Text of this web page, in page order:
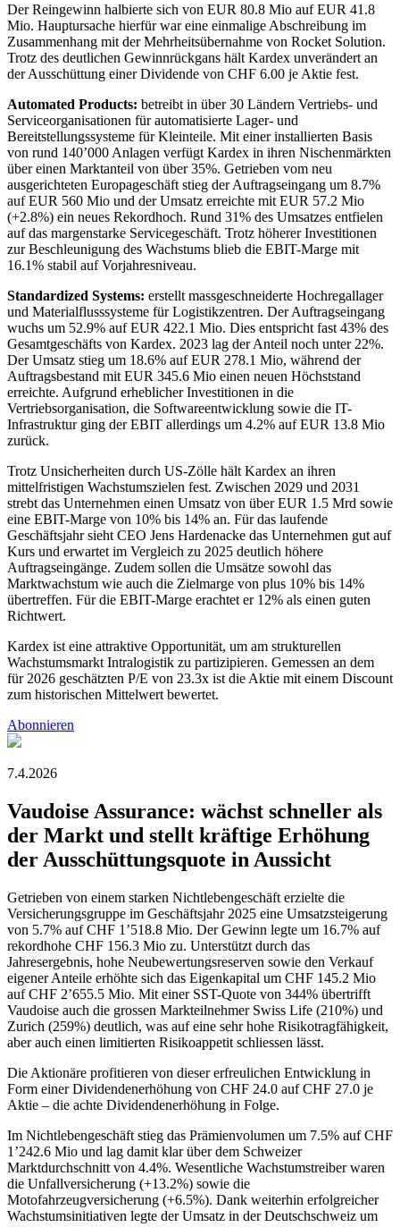
Der Reingewinn halbierte sich von EUR 80.8 Mio auf EUR 41.8
Mio. Hauptursache hierfür war eine einmalige Abschreibung im
Zusammenhang mit der Mehrheitsübernahme von Rocket Solution.
Trotz des deutlichen Gewinnrückgans hält Kardex unverändert an
der Ausschüttung einer Dividende von CHF 6.00 je Aktie fest.
Automated Products: betreibt in über 30 Ländern Vertriebs- und
Serviceorganisationen für automatisierte Lager- und
Bereitstellungssysteme für Kleinteile. Mit einer installierten Basis
von rund 140’000 Anlagen verfügt Kardex in ihren Nischenmärkten
über einen Marktanteil von über 35%. Getrieben vom neu
ausgerichteten Europageschäft stieg der Auftragseingang um 8.7%
auf EUR 560 Mio und der Umsatz erreichte mit EUR 57.2 Mio
(+2.8%) ein neues Rekordhoch. Rund 31% des Umsatzes entfielen
auf das margenstarke Servicegeschäft. Trotz höherer Investitionen
zur Beschleunigung des Wachstums blieb die EBIT-Marge mit
16.1% stabil auf Vorjahresniveau.
Standardized Systems: erstellt massgeschneiderte Hochregallager
und Materialflusssysteme für Logistikzentren. Der Auftragseingang
wuchs um 52.9% auf EUR 422.1 Mio. Dies entspricht fast 43% des
Gesamtgeschäfts von Kardex. 2023 lag der Anteil noch unter 22%.
Der Umsatz stieg um 18.6% auf EUR 278.1 Mio, während der
Auftragsbestand mit EUR 345.6 Mio einen neuen Höchststand
erreichte. Aufgrund erheblicher Investitionen in die
Vertriebsorganisation, die Softwareentwicklung sowie die IT-
Infrastruktur ging der EBIT allerdings um 4.2% auf EUR 13.8 Mio
zurück.
Trotz Unsicherheiten durch US-Zölle hält Kardex an ihren
mittelfristigen Wachstumszielen fest. Zwischen 2029 und 2031
strebt das Unternehmen einen Umsatz von über EUR 1.5 Mrd sowie
eine EBIT-Marge von 10% bis 14% an. Für das laufende
Geschäftsjahr sieht CEO Jens Hardenacke das Unternehmen gut auf
Kurs und erwartet im Vergleich zu 2025 deutlich höhere
Auftragseingänge. Zudem sollen die Umsätze sowohl das
Marktwachstum wie auch die Zielmarge von plus 10% bis 14%
übertreffen. Für die EBIT-Marge erachtet er 12% als einen guten
Richtwert.
Kardex ist eine attraktive Opportunität, um am strukturellen
Wachstumsmarkt Intralogistik zu partizipieren. Gemessen an dem
für 2026 geschätzten P/E von 23.3x ist die Aktie mit einem Discount
zum historischen Mittelwert bewertet.
Abonnieren
7.4.2026
Vaudoise Assurance: wächst schneller als
der Markt und stellt kräftige Erhöhung
der Ausschüttungsquote in Aussicht
Getrieben von einem starken Nichtlebengeschäft erzielte die
Versicherungsgruppe im Geschäftsjahr 2025 eine Umsatzsteigerung
von 5.7% auf CHF 1’518.8 Mio. Der Gewinn legte um 16.7% auf
rekordhohe CHF 156.3 Mio zu. Unterstützt durch das
Jahresergebnis, hohe Neubewertungsreserven sowie den Verkauf
eigener Anteile erhöhte sich das Eigenkapital um CHF 145.2 Mio
auf CHF 2’655.5 Mio. Mit einer SST-Quote von 344% übertrifft
Vaudoise auch die grossen Markteilnehmer Swiss Life (210%) und
Zurich (259%) deutlich, was auf eine sehr hohe Risikotragfähigkeit,
aber auch einen limitierten Risikoappetit schliessen lässt.
Die Aktionäre profitieren von dieser erfreulichen Entwicklung in
Form einer Dividendenerhöhung von CHF 24.0 auf CHF 27.0 je
Aktie – die achte Dividendenerhöhung in Folge.
Im Nichtlebengeschäft stieg das Prämienvolumen um 7.5% auf CHF
1’242.6 Mio und lag damit klar über dem Schweizer
Marktdurchschnitt von 4.4%. Wesentliche Wachstumstreiber waren
die Unfallversicherung (+13.2%) sowie die
Motofahrzeugversicherung (+6.5%). Dank weiterhin erfolgreicher
Wachstumsinitiativen legte der Umsatz in der Deutschschweiz um